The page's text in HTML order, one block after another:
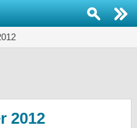
2012